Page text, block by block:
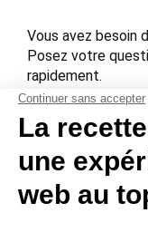
Vous avez besoin
Posez votre
rapidement.
Contactez-